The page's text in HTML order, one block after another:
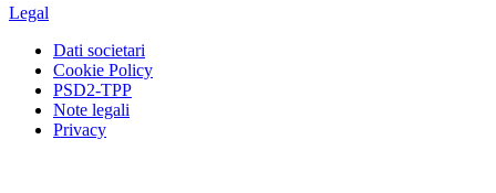
Legal
Dati societari
Cookie Policy
PSD2-TPP
Note legali
Privacy